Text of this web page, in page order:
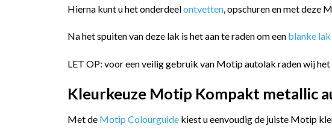
Hierna kunt u het onderdeelontvetten , opschuren en met deze
Na het spuiten van deze lak is het aan te raden om een blanke lak
LET OP: voor een veilig gebruik van Motip autolak raden wij
Kleurkeuze Motip Kompakt metallic
Met de Motip Colourguide kiest u eenvoudig de juiste Motip